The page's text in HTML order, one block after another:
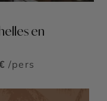
en
/pers